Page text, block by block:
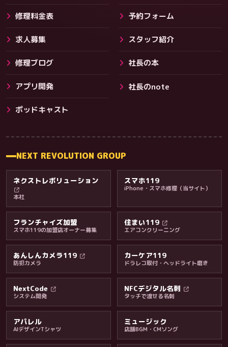
その他サービス
料金・保証・ご案内
修理料金表 予約フォーム
求人募集 スタッフ紹介
修理ブログ 社長の本
アプリ開発 社長のnote
ポッドキャスト
NEXT REVOLUTION GROUP
ネクストレボリューション
本社
スマホ119
iPhone・スマホ修理（当サイト）
フランチャイズ加盟
スマホ119の加盟店オーナー募集
住まい119
エアコンクリーニング
あんしんカメラ119
防犯カメラ
カーケア119
ドラレコ取付・ヘッドライト磨き
NextCode
システム開発
NFCデジタル名刺
タッチで渡せる名刺
アパレル
AIデザインTシャツ
ミュージック
店舗BGM・CMソング